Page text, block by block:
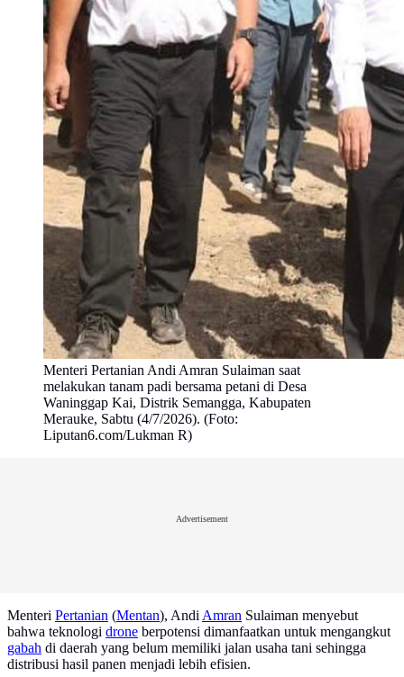
Menteri Pertanian Andi Amran Sulaiman saat
melakukan tanam padi bersama petani di Desa
Waninggap Kai, Distrik Semangga, Kabupaten
Merauke, Sabtu (4/7/2026). (Foto:
Liputan6.com/Lukman R)
Advertisement
Menteri Pertanian (Mentan), AndiAmran Sulaiman menyebut
bahwa teknologi drone berpotensi dimanfaatkan untuk mengangkut
gabah di daerah yang belum memiliki jalan usaha tani sehingga
distribusi hasil panen menjadi lebih efisien.